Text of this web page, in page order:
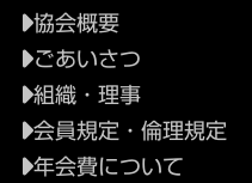
協会概要
ごあいさつ
組織・理事
会員規定・倫理規定
年会費について